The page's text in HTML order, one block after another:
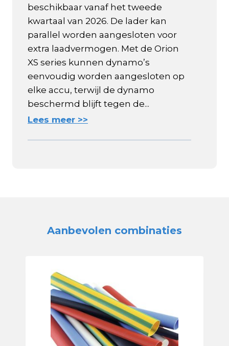
beschikbaar vanaf het tweede
kwartaal van 2026. De lader kan
parallel worden aangesloten voor
extra laadvermogen. Met de Orion
XS series kunnen dynamo’s
eenvoudig worden aangesloten op
elke accu, terwijl de dynamo
beschermd blijft tegen de...
Lees meer >>
Aanbevolen combinaties